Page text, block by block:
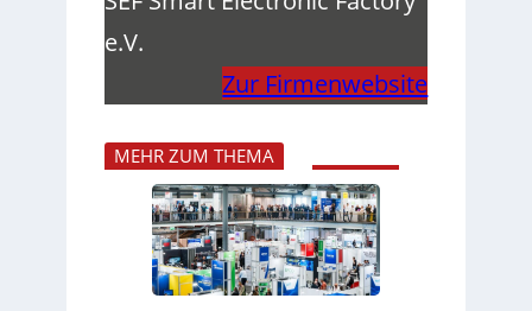
e.V.
Zur Firmenwebsite
MEHR ZUM THEMA